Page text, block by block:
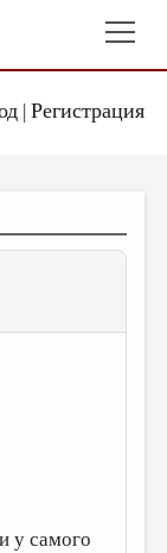
| Регистрация
у самого